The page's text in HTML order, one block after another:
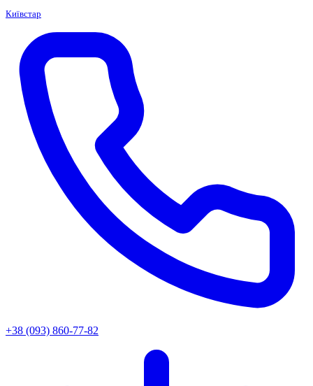
Київстар
+38 (093) 860-77-82